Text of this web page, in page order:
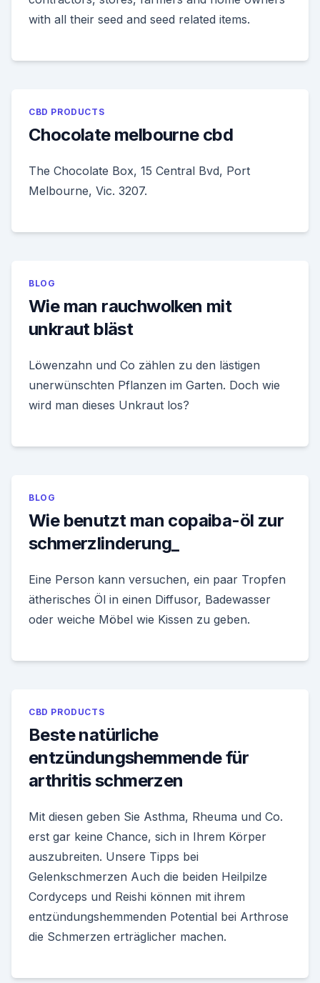
with all their seed and seed related items.
CBD PRODUCTS
Chocolate melbourne cbd
The Chocolate Box, 15 Central Bvd, Port
Melbourne, Vic. 3207.
BLOG
Wie man rauchwolken mit
unkraut bläst
Löwenzahn und Co zählen zu den lästigen
unerwünschten Pflanzen im Garten. Doch wie
wird man dieses Unkraut los?
BLOG
Wie benutzt man copaiba-öl zur
schmerzlinderung_
Eine Person kann versuchen, ein paar Tropfen
ätherisches Öl in einen Diffusor, Badewasser
oder weiche Möbel wie Kissen zu geben.
CBD PRODUCTS
Beste natürliche
entzündungshemmende für
arthritis schmerzen
Mit diesen geben Sie Asthma, Rheuma und Co.
erst gar keine Chance, sich in Ihrem Körper
auszubreiten. Unsere Tipps bei
Gelenkschmerzen Auch die beiden Heilpilze
Cordyceps und Reishi können mit ihrem
entzündungshemmenden Potential bei Arthrose
die Schmerzen erträglicher machen.